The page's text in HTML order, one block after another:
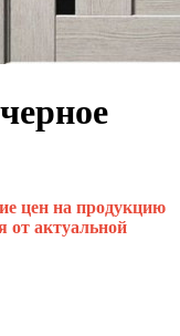
цен на продукцию
от актуальной